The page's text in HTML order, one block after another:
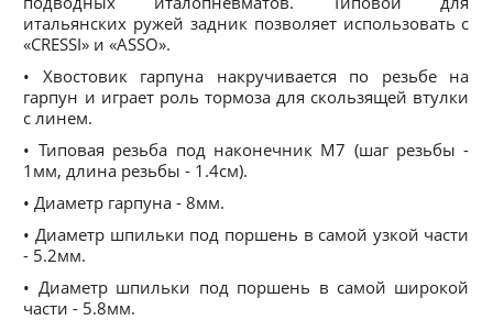
итальянских ружей задник позволяет использовать с
«CRESSI» и «ASSO».
• Хвостовик гарпуна накручивается по резьбе на
гарпун и играет роль тормоза для скользящей втулки
с линем.
• Типовая резьба под наконечник М7 (шаг резьбы -
1мм, длина резьбы - 1.4см).
• Диаметр гарпуна - 8мм.
• Диаметр шпильки под поршень в самой узкой части
- 5.2мм.
• Диаметр шпильки под поршень в самой широкой
части - 5.8мм.